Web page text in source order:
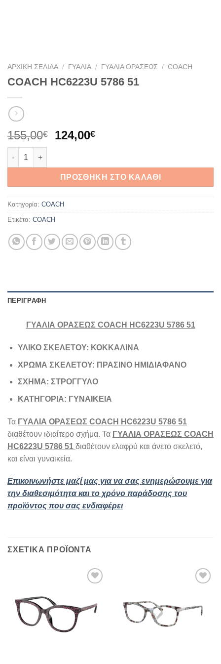
ΑΡΧΙΚΉ ΣΕΛΊΔΑ / ΓΥΑΛΙΆ / ΓΥΑΛΙΆ ΟΡΆΣΕΩΣ / COACH
COACH HC6223U 5786 51
155,00€
Original
155,00€.
124,00€Η
είναι:
124,00€.
COACH HC6223U 5786 51 ποσότητα
ΠΡΟΣΘΉΚΗ ΣΤΟ ΚΑΛΆΘΙ
Κατηγορία: COACH
Ετικέτα: COACH
ΠΕΡΙΓΡΑΦΉ
ΓΥΑΛΙΑ ΟΡΑΣΕΩΣ COACH HC6223U 5786 51
ΥΛΙΚΟ ΣΚΕΛΕΤΟΥ: ΚΟΚΚΑΛΙΝΑ
ΧΡΩΜΑ ΣΚΕΛΕΤΟΥ: ΠΡΑΣΙΝΟ ΗΜΙΔΙΑΦΑΝΟ
ΣΧΗΜΑ: ΣΤΡΟΓΓΥΛΟ
ΚΑΤΗΓΟΡΙΑ: ΓΥΝΑΙΚΕΙΑ
Τα ΓΥΑΛΙΑ ΟΡΑΣΕΩΣ COACH HC6223U 5786 51
διαθέτουν ιδιαίτερο σχήμα. Τα ΓΥΑΛΙΑ ΟΡΑΣΕΩΣ COACH
HC6223U 5786 51 διαθέτουν ελαφρύ και άνετο σκελετό,
και είναι γυναικεία.
Επικοινωνήστε μαζί μας για να σας ενημερώσουμε για
την διαθεσιμότητα και το χρόνο παράδοσης του
προϊόντος που σας ενδιαφέρει
ΣΧΕΤΙΚΆ ΠΡΟΪΌΝΤΑ